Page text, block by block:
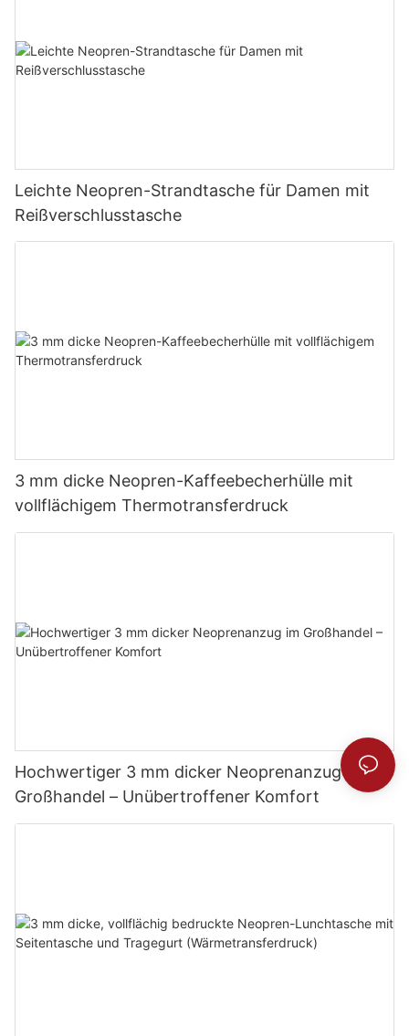
Leichte Neopren-Strandtasche für Damen mit
Reißverschlusstasche
3 mm dicke Neopren-Kaffeebecherhülle mit
vollflächigem Thermotransferdruck
Hochwertiger 3 mm dicker Neoprenanzug im
Großhandel – Unübertroffener Komfort